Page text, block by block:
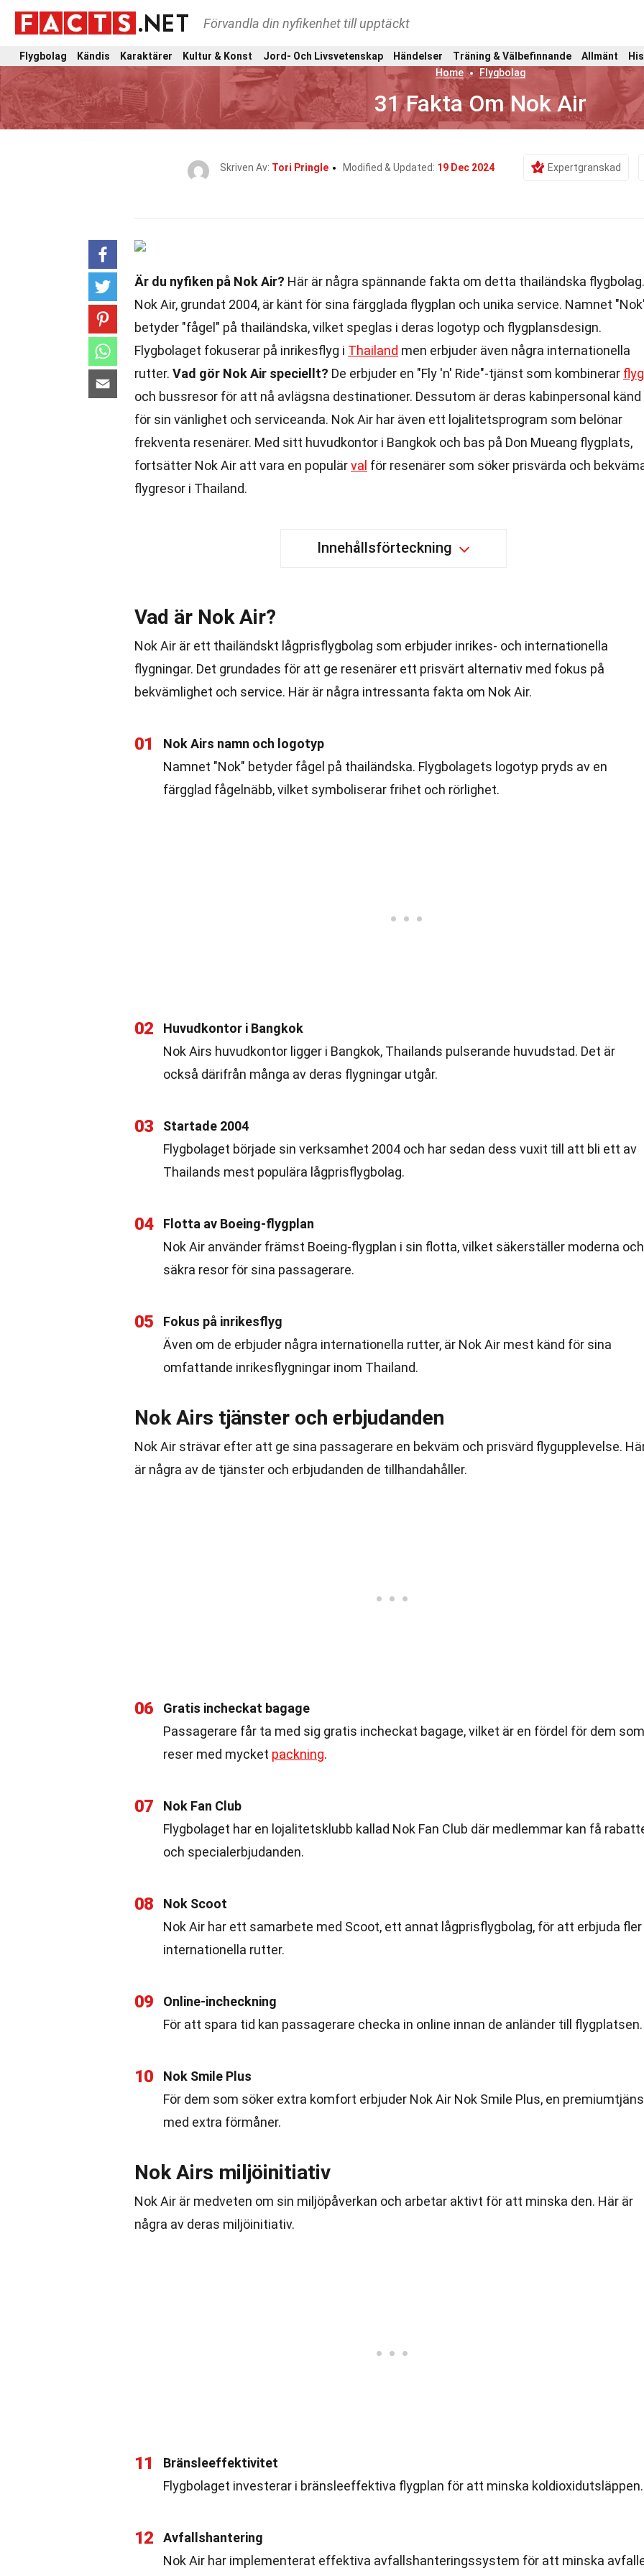
Förvandla din nyfikenhet till upptäckt
Flygbolag Kändis Karaktärer Kultur & Konst Jord- Och Livsvetenskap Händelser Träning & Välbefinnande Allmänt
Home
Flygbolag
31 Fakta Om Nok Air
Skriven Av: Tori Pringle Modified & Updated: 19 Dec 2024 Expertgranskad
Är du nyfiken på Nok Air? Här är några spännande fakta om detta thailändska flygbolag.
Nok Air, grundat 2004, är känt för sina färgglada flygplan och unika service. Namnet
betyder "fågel" på thailändska, vilket speglas i deras logotyp och flygplansdesign.
Flygbolaget fokuserar på inrikesflyg i Thailand men erbjuder även några internationella
rutter. Vad gör Nok Air speciellt? De erbjuder en "Fly 'n' Ride"-tjänst som kombinerar flyg
och bussresor för att nå avlägsna destinationer. Dessutom är deras kabinpersonal känd
för sin vänlighet och serviceanda. Nok Air har även ett lojalitetsprogram som belönar
frekventa resenärer. Med sitt huvudkontor i Bangkok och bas på Don Mueang flygplats,
fortsätter Nok Air att vara en populärval för resenärer som söker prisvärda och
flygresor i Thailand.
Innehållsförteckning
Vad är Nok Air?
Nok Air är ett thailändskt lågprisflygbolag som erbjuder inrikes- och internationella
flygningar. Det grundades för att ge resenärer ett prisvärt alternativ med fokus på
bekvämlighet och service. Här är några intressanta fakta om Nok Air.
01
Nok Airs namn och logotyp
Namnet "Nok" betyder fågel på thailändska. Flygbolagets logotyp pryds av en
färgglad fågelnäbb, vilket symboliserar frihet och rörlighet.
02
Huvudkontor i Bangkok
Nok Airs huvudkontor ligger i Bangkok, Thailands pulserande huvudstad. Det är
också därifrån många av deras flygningar utgår.
03
Startade 2004
Flygbolaget började sin verksamhet 2004 och har sedan dess vuxit till att bli ett av
Thailands mest populära lågprisflygbolag.
04
Flotta av Boeing-flygplan
Nok Air använder främst Boeing-flygplan i sin flotta, vilket säkerställer moderna och
säkra resor för sina passagerare.
05
Fokus på inrikesflyg
Även om de erbjuder några internationella rutter, är Nok Air mest känd för sina
omfattande inrikesflygningar inom Thailand.
Nok Airs tjänster och erbjudanden
Nok Air strävar efter att ge sina passagerare en bekväm och prisvärd flygupplevelse.
är några av de tjänster och erbjudanden de tillhandahåller.
06
Gratis incheckat bagage
Passagerare får ta med sig gratis incheckat bagage, vilket är en fördel för dem som
reser med mycket packning.
07
Nok Fan Club
Flygbolaget har en lojalitetsklubb kallad Nok Fan Club där medlemmar kan få
och specialerbjudanden.
08
Nok Scoot
Nok Air har ett samarbete med Scoot, ett annat lågprisflygbolag, för att erbjuda fler
internationella rutter.
09
Online-incheckning
För att spara tid kan passagerare checka in online innan de anländer till flygplatsen.
10
Nok Smile Plus
För dem som söker extra komfort erbjuder Nok Air Nok Smile Plus, en
med extra förmåner.
Nok Airs miljöinitiativ
Nok Air är medveten om sin miljöpåverkan och arbetar aktivt för att minska den. Här är
några av deras miljöinitiativ.
11
Bränsleeffektivitet
Flygbolaget investerar i bränsleeffektiva flygplan för att minska koldioxidutsläppen.
12
Avfallshantering
Nok Air har implementerat effektiva avfallshanteringssystem för att minska